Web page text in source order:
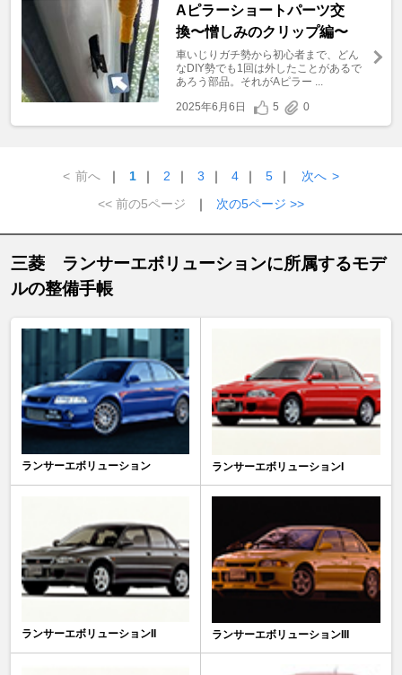
Aピラーショートパーツ交
換〜憎しみのクリップ編〜
車いじりガチ勢から初心者まで、どん
なDIY勢でも1回は外したことがあるで
あろう部品。それがAピラー ...
2025年6月6日
5 0
< 前へ ｜ 1 ｜ 2 ｜ 3 ｜ 4 ｜ 5 ｜ 次へ >
<< 前の5ページ
｜ 次の5ページ >>
三菱 ランサーエボリューションに所属するモデ
ルの整備手帳
ランサーエボリューション ランサーエボリューションI
ランサーエボリューションII ランサーエボリューションIII